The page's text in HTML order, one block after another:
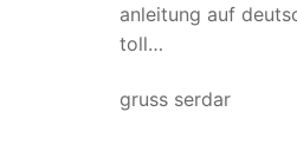
anleitung auf
toll…
gruss serdar